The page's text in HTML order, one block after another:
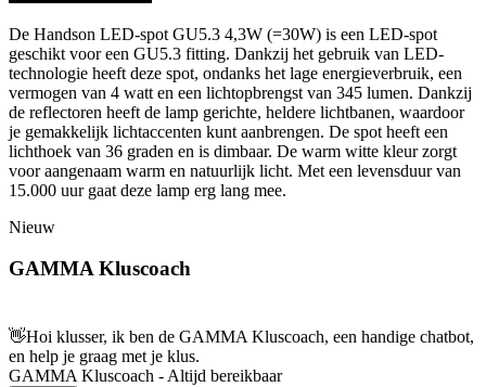
De Handson LED-spot GU5.3 4,3W (=30W) is een LED-spot
geschikt voor een GU5.3 fitting. Dankzij het gebruik van LED-
technologie heeft deze spot, ondanks het lage energieverbruik, een
vermogen van 4 watt en een lichtopbrengst van 345 lumen. Dankzij
de reflectoren heeft de lamp gerichte, heldere lichtbanen, waardoor
je gemakkelijk lichtaccenten kunt aanbrengen. De spot heeft een
lichthoek van 36 graden en is dimbaar. De warm witte kleur zorgt
voor aangenaam warm en natuurlijk licht. Met een levensduur van
15.000 uur gaat deze lamp erg lang mee.
Nieuw
GAMMA Kluscoach
👋Hoi klusser, ik ben de GAMMA Kluscoach, een handige chatbot,
en help je graag met je klus.
GAMMA Kluscoach - Altijd bereikbaar